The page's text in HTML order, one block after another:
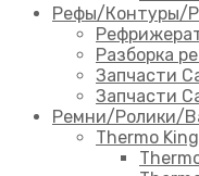
Рефы/Контуры/
Разборка
Запчасти
Запчасти
Ремни/Ролики/
Thermo